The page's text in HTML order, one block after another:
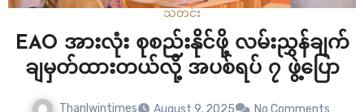
သတင်း
EAO အားလုံး စုစည်းနိုင်ဖို့ လမ်းညွှန်ချက်
ချမှတ်ထားတယ်လို့ အပစ်ရပ် ၇ ဖွဲ့ပြော
Thanlwintimes August 9, 2025 No Comments